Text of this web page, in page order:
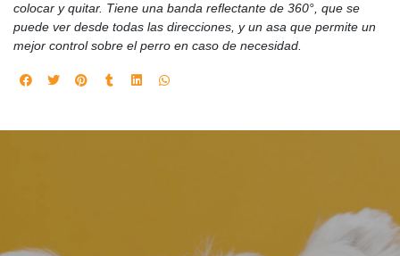
colocar y quitar. Tiene una banda reflectante de 360°, que se
puede ver desde todas las direcciones, y un asa que permite un
mejor control sobre el perro en caso de necesidad.